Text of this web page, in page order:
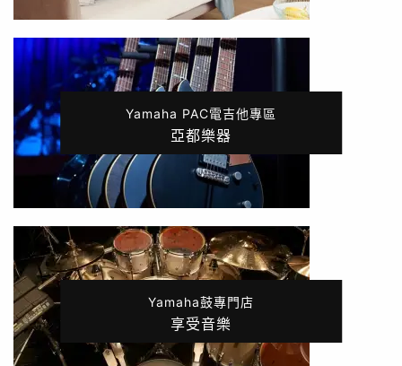
Yamaha PAC電吉他專區
亞都樂器
Yamaha鼓專門店
享受音樂